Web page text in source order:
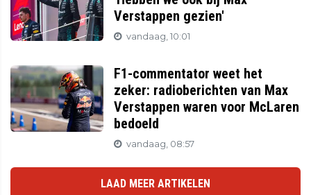
Verstappen gezien'
vandaag, 10:01
F1-commentator weet het
zeker: radioberichten van Max
Verstappen waren voor McLaren
bedoeld
vandaag, 08:57
LAAD MEER ARTIKELEN